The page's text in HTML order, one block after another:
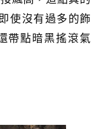
使沒有過多的飾
帶點暗黑搖滾氣